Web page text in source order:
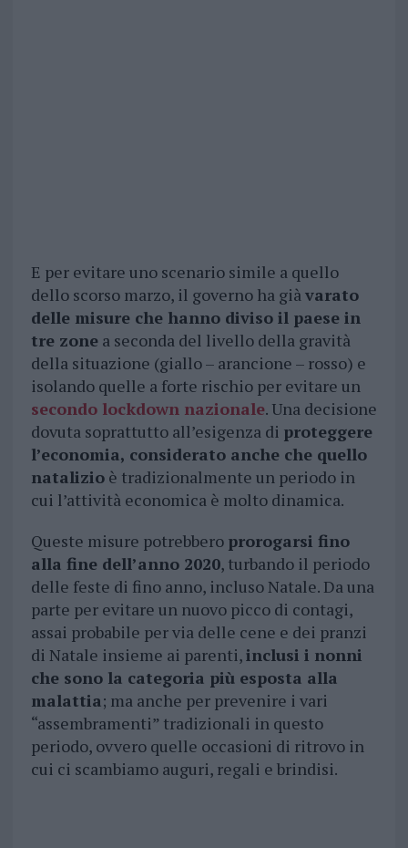
E per evitare uno scenario simile a quello
dello scorso marzo, il governo ha giàvarato
delle misure che hanno diviso il paese in
tre zonea seconda del livello della gravità
della situazione (giallo – arancione – rosso) e
isolando quelle a forte rischio per evitare un
secondo lockdown nazionale. Una decisione
dovuta soprattutto all’esigenza di proteggere
l’economia, considerato anche che quello
natalizioè tradizionalmente un periodo in
cui l’attività economica è molto dinamica.
Queste misure potrebbero prorogarsi fino
alla fine dell’anno 2020, turbando il periodo
delle feste di fino anno, incluso Natale. Da una
parte per evitare un nuovo picco di contagi,
assai probabile per via delle cene e dei pranzi
di Natale insieme ai parenti,inclusi i nonni
che sono la categoria più esposta alla
malattia; ma anche per prevenire i vari
“assembramenti” tradizionali in questo
periodo, ovvero quelle occasioni di ritrovo in
cui ci scambiamo auguri, regali e brindisi.